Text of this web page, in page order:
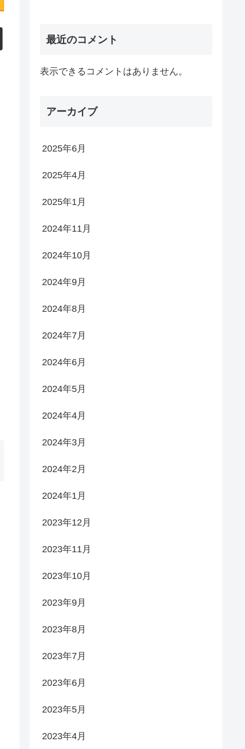
最近のコメント
表示できるコメントはありません。
アーカイブ
2025年6月
2025年4月
2025年1月
2024年11月
2024年10月
2024年9月
2024年8月
2024年7月
2024年6月
2024年5月
2024年4月
2024年3月
2024年2月
2024年1月
2023年12月
2023年11月
2023年10月
2023年9月
2023年8月
2023年7月
2023年6月
2023年5月
2023年4月